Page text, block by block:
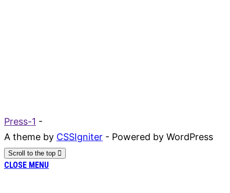
Press-1 -
A theme by CSSIgniter - Powered by WordPress
Scroll to the top
CLOSE MENU